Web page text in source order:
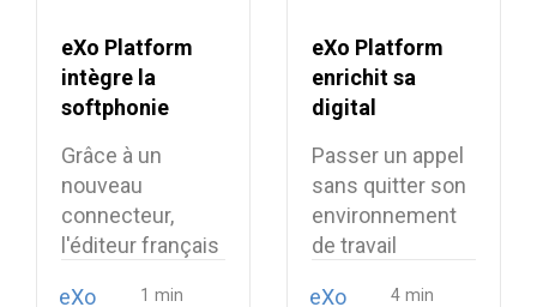
eXo Platform
intègre la
softphonie
renforce son
alternative
européenne aux
suites
collaboratives
Grâce à un
nouveau
connecteur,
l'éditeur français
eXo
eXo Platform
enrichit sa
digital
la softphonie
open source
Linphone
Passer un appel
sans quitter son
environnement
de travail
eXo